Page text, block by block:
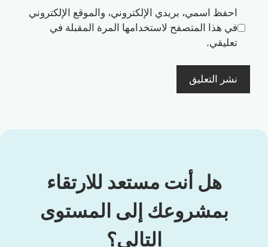
احفظ اسمي، بريدي الإلكتروني، والموقع الإلكتروني
في هذا المتصفح لاستخدامها المرة المقبلة في
تعليقي.
هل أنت مستعد للارتقاء
بمشروعك إلى المستوى
التالي؟